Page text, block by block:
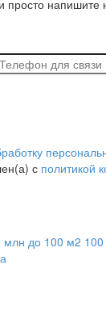
просто
с политикой
млн до 100 м2